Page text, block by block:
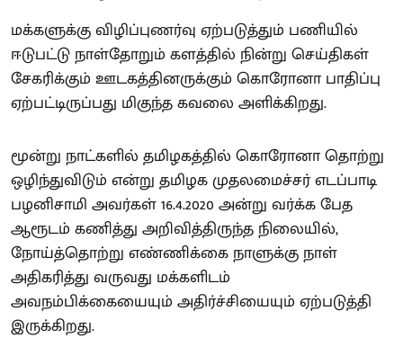
மக்களுக்கு விழிப்புணர்வு ஏற்படுத்தும் பணியில்
ஈடுபட்டு நாள்தோறும் களத்தில் நின்று செய்திகள்
சேகரிக்கும் ஊடகத்தினருக்கும் கொரோனா பாதிப்பு
ஏற்பட்டிருப்பது மிகுந்த கவலை அளிக்கிறது.
மூன்று நாட்களில் தமிழகத்தில் கொரோனா தொற்று
ஒழிந்துவிடும் என்று தமிழக முதலமைச்சர் எடப்பாடி
பழனிசாமி அவர்கள் 16.4.2020 அன்று வர்க்க பேத
ஆரூடம் கணித்து அறிவித்திருந்த நிலையில்,
நோய்த்தொற்று எண்ணிக்கை நாளுக்கு நாள்
அதிகரித்து வருவது மக்களிடம்
அவநம்பிக்கையையும் அதிர்ச்சியையும் ஏற்படுத்தி
இருக்கிறது.